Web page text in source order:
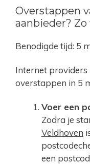
Overstappen
aanbieder?
Benodigde tijd: 5
Internet providers
overstappen in 5
Voer een
Zodra je
Veldhoven
een